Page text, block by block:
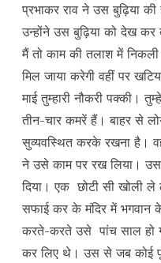
प्रभाकर राव ने उस बुढ़िया
उन्होंने उस बुढ़िया को देख कर
मैं तो काम की तलाश में
मिल जाया करेगी वहीं पर
माई तुम्हारी नौकरी पक्की।
तीन-चार कमरें हैं। बाहर से
सुव्यवस्थित करके रखना है।
ने उसे काम पर रख लिया।
दिया। एक छोटी सी खोली ले
सफाई कर के मंदिर में भगवान
करते-करते उसे पांच साल
कर लिए थे। उस से जब कोई